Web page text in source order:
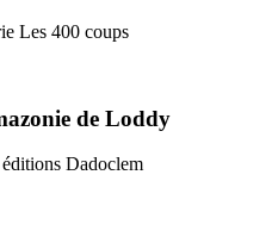
Les 400 coups
de Loddy
Dadoclem